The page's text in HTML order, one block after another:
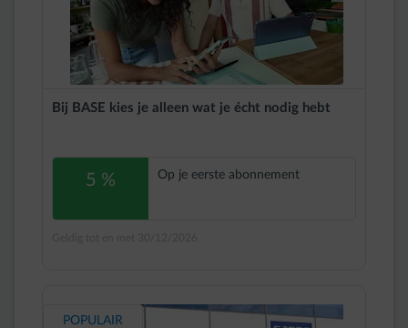
Bij BASE kies je alleen wat je écht nodig hebt
5 % Op je eerste abonnement
POPULAIR